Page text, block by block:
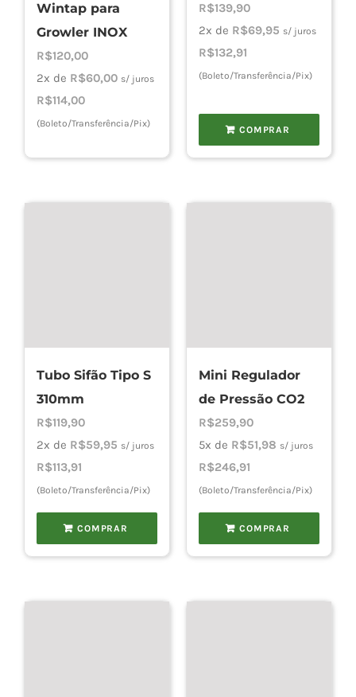
Wintap para
Growler INOX
R$120,00
2x de R$60,00 s/ juros
R$114,00
(Boleto/Transferência/Pix)
R$139,90
2x de R$69,95 s/ juros
R$132,91
(Boleto/Transferência/Pix)
COMPRAR
Tubo Sifão Tipo S
310mm
R$119,90
2x de R$59,95 s/ juros
R$113,91
(Boleto/Transferência/Pix)
COMPRAR
Mini Regulador
de Pressão CO2
R$259,90
5x de R$51,98 s/ juros
R$246,91
(Boleto/Transferência/Pix)
COMPRAR